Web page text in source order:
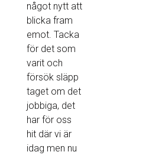
något nytt att
blicka fram
emot. Tacka
för det som
varit och
försök släpp
taget om det
jobbiga, det
har för oss
hit där vi är
idag men nu